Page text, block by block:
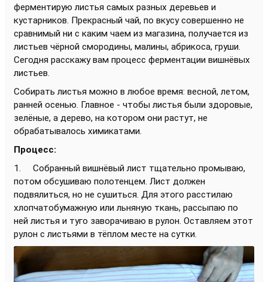
ферментирую листья самых разных деревьев и
кустарников. Прекрасный чай, по вкусу совершенно не
сравнимый ни с каким чаем из магазина, получается из
листьев чёрной смородины, малины, абрикоса, груши.
Сегодня расскажу вам процесс ферментации вишнёвых
листьев.
Собирать листья можно в любое время: весной, летом,
ранней осенью. Главное - чтобы листья были здоровые,
зелёные, а дерево, на котором они растут, не
обрабатывалось химикатами.
Процесс:
1. Собранный вишнёвый лист тщательно промываю,
потом обсушиваю полотенцем. Лист должен
подвялиться, но не сушиться. Для этого расстилаю
хлопчатобумажную или льняную ткань, рассыпаю по
ней листья и туго заворачиваю в рулон. Оставляем этот
рулон с листьями в тёплом месте на сутки.